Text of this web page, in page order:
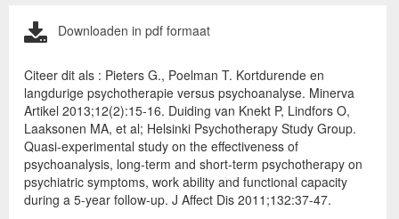
Downloaden in pdf formaat
Citeer dit als : Pieters G., Poelman T. Kortdurende en
langdurige psychotherapie versus psychoanalyse. Minerva
Artikel 2013;12(2):15-16. Duiding van Knekt P, Lindfors O,
Laaksonen MA, et al; Helsinki Psychotherapy Study Group.
Quasi-experimental study on the effectiveness of
psychoanalysis, long-term and short-term psychotherapy on
psychiatric symptoms, work ability and functional capacity
during a 5-year follow-up. J Affect Dis 2011;132:37-47.